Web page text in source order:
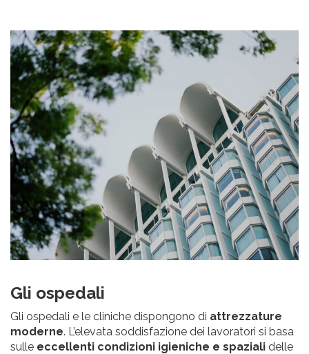
Gli ospedali
Gli ospedali e le cliniche dispongono di attrezzature
moderne. L’elevata soddisfazione dei lavoratori si basa
sulle eccellenti condizioni igieniche e spaziali delle